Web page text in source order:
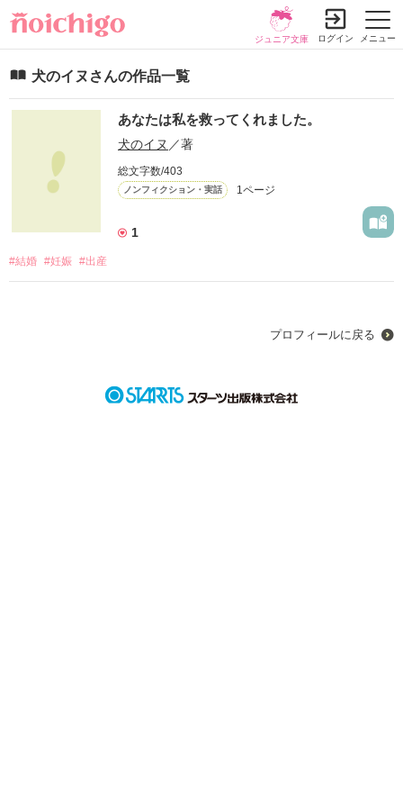
メニュー
ジュニア文庫 ログイン
犬のイヌさんの作品一覧
あなたは私を救ってくれました。
犬のイヌ ／著
総文字数/403
ノンフィクション・実話 1ページ
1
#結婚 #妊娠 #出産
プロフィールに戻る